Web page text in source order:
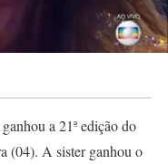
a 21ª edição do
(04). A sister ganhou o